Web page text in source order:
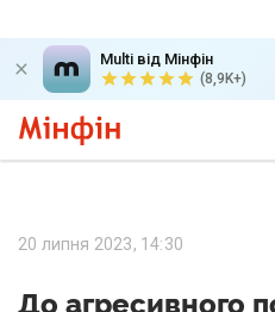
Multi від Мінфін
(8,9K+)
20 липня 2023, 14:30
До агресивного